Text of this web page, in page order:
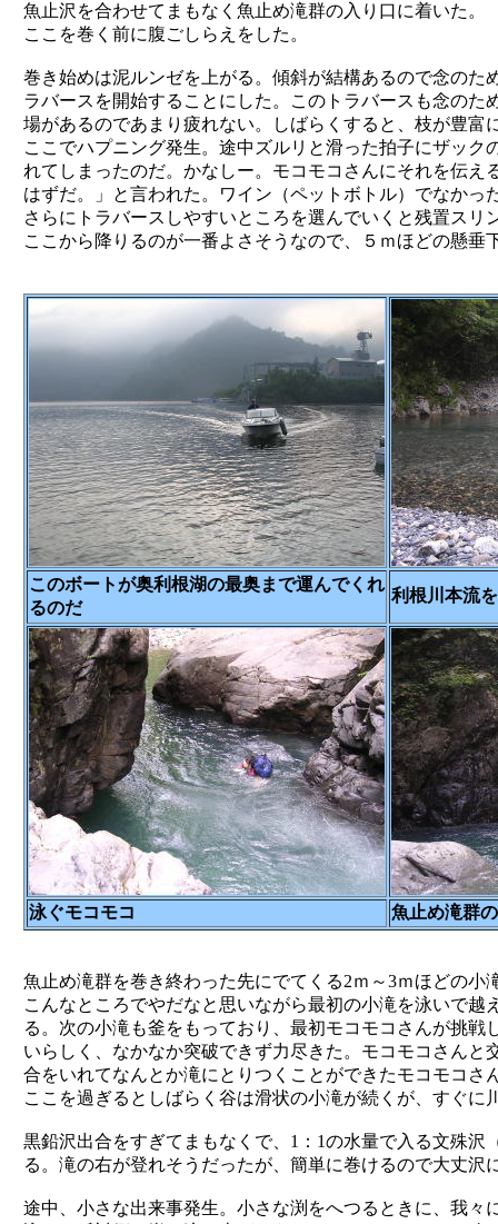
魚止沢を合わせてまもなく魚止め滝群の入り口に着いた。
ここを巻く前に腹ごしらえをした。
巻き始めは泥ルンゼを上がる。傾斜が結構あるので念の
ラバースを開始することにした。このトラバースも念の
場があるのであまり疲れない。しばらくすると、枝が豊富
ここでハプニング発生。途中ズルリと滑った拍子にザッ
れてしまったのだ。かなしー。モコモコさんにそれを伝
はずだ。」と言われた。ワイン（ペットボトル）でなかっ
さらにトラバースしやすいところを選んでいくと残置スリ
ここから降りるのが一番よさそうなので、５ｍほどの懸垂
このボートが奥利根湖の最奥まで運んでくれ
るのだ
利根川本流
泳ぐモコモコ 魚止め滝群
魚止め滝群を巻き終わった先にでてくる2ｍ～3ｍほどの
こんなところでやだなと思いながら最初の小滝を泳いで
る。次の小滝も釜をもっており、最初モコモコさんが挑
いらしく、なかなか突破できず力尽きた。モコモコさん
合をいれてなんとか滝にとりつくことができたモコモコさ
ここを過ぎるとしばらく谷は滑状の小滝が続くが、すぐ
黒鉛沢出合をすぎてまもなくで、1：1の水量で入る文殊
る。滝の右が登れそうだったが、簡単に巻けるので大丈
途中、小さな出来事発生。小さな渕をへつるときに、我